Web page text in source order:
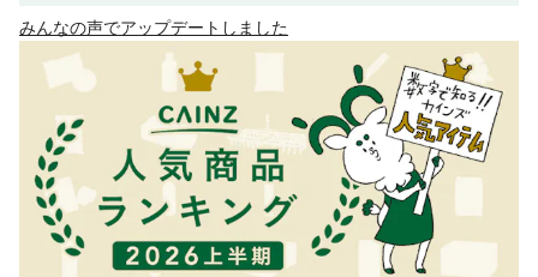
みんなの声でアップデートしました